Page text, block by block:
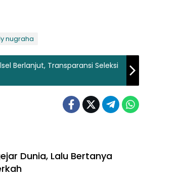
nugraha
Berlanjut, Transparansi Seleksi
Dunia, Lalu Bertanya